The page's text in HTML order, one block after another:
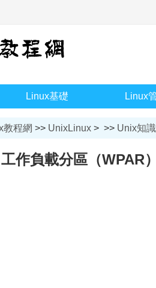
Linux基礎 Linux
教程網 >> UnixLinux > >> Unix知識
工作負載分區（WPAR